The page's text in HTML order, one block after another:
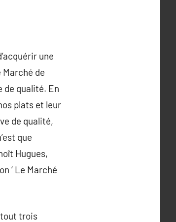
une
Marché de
de qualité. En
plats et leur
de qualité,
que
Hugues,
‘ Le Marché
tout trois